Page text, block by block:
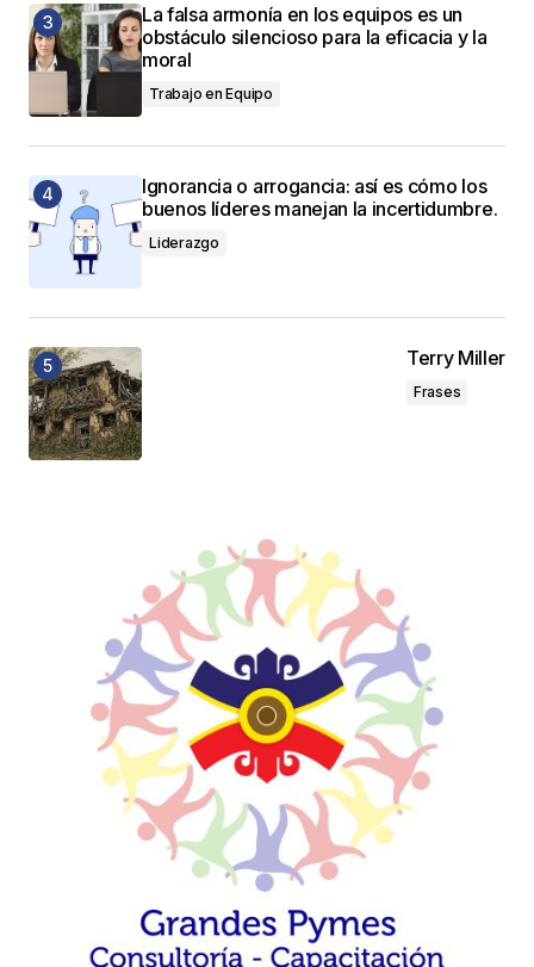
La falsa armonía en los equipos es un
obstáculo silencioso para la eficacia y la
moral
Trabajo en Equipo
Ignorancia o arrogancia: así es cómo los
buenos líderes manejan la incertidumbre.
Liderazgo
Terry Miller
Frases